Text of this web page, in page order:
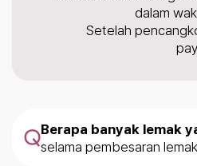
dalam
Setelah
Berapa banyak lemak
selama pembesaran